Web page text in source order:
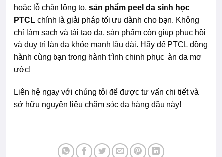
hoặc lỗ chân lông to, sản phẩm peel da sinh học
PTCL chính là giải pháp tối ưu dành cho bạn. Không
chỉ làm sạch và tái tạo da, sản phẩm còn giúp phục hồi
và duy trì làn da khỏe mạnh lâu dài. Hãy để PTCL đồng
hành cùng bạn trong hành trình chinh phục làn da mơ
ước!
Liên hệ ngay với chúng tôi để được tư vấn chi tiết và
sở hữu nguyên liệu chăm sóc da hàng đầu này!